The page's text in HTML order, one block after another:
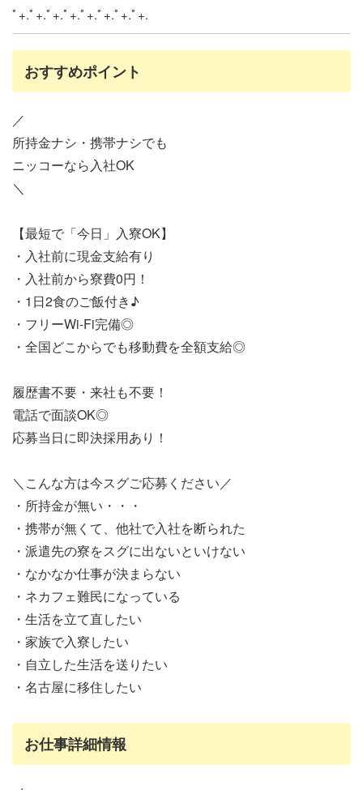
ﾟ+.ﾟ+.ﾟ+.ﾟ+.ﾟ+.ﾟ+.ﾟ+.ﾟ+.
おすすめポイント
／
所持金ナシ・携帯ナシでも
ニッコーなら入社OK
＼
【最短で「今日」入寮OK】
・入社前に現金支給有り
・入社前から寮費0円！
・1日2食のご飯付き♪
・フリーWi-Fi完備◎
・全国どこからでも移動費を全額支給◎
履歴書不要・来社も不要！
電話で面談OK◎
応募当日に即決採用あり！
＼こんな方は今スグご応募ください／
・所持金が無い・・・
・携帯が無くて、他社で入社を断られた
・派遣先の寮をスグに出ないといけない
・なかなか仕事が決まらない
・ネカフェ難民になっている
・生活を立て直したい
・家族で入寮したい
・自立した生活を送りたい
・名古屋に移住したい
お仕事詳細情報